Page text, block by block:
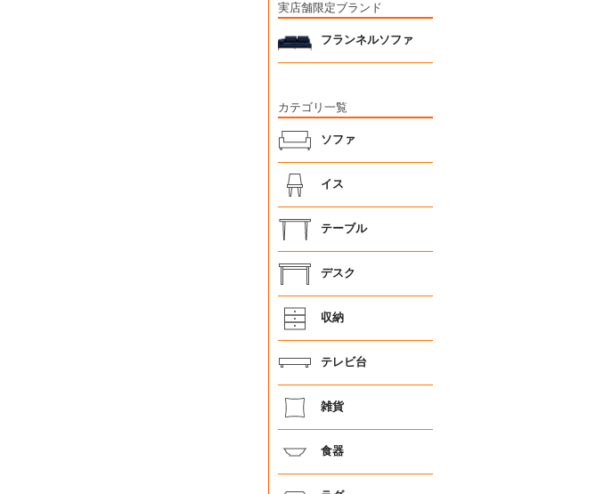
実店舗限定ブランド
フランネルソファ
カテゴリ一覧
ソファ
イス
テーブル
デスク
収納
テレビ台
雑貨
食器